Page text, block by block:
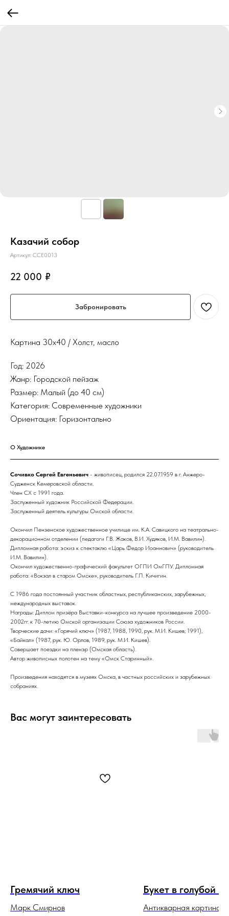
Казачий собор
Артикул: ССЕ0013
22 000 ₽
Забронировать
Картина 30х40 / Холст, масло
Год: 2026
Жанр: Городской пейзаж
Размер: Малый (до 40 см)
Категория: Современные художники
Ориентация: Горизонтально
О Художнике
Сочивко Сергей Евгеньевич - живописец, родился 22.07.1959 в г. Анжеро-
Судженск Кемеровской области.
Член СХ с 1991 года.
Заслуженный художник Российской Федерации.
Заслуженный деятель культуры Омской области.
Окончил Пензенское художественное училище им. К.А. Савицкого на театрально-
декорационном отделении (педагоги Г.В. Жаков, В.И. Худяков, И.М. Вавилин).
Дипломная работа: эскиз к спектаклю «Царь Федор Иоаннович» (руководитель
И.М. Вавилин).
Окончил художественно-графический факультет ОГПИ ОмГПУ. Дипломная
работа: «Вокзал в старом Омске», руководитель Г.П. Кичигин.
С 1986 года постоянный участник областных, республиканских, зарубежных,
международных выставок.
Награды: Диплом призёра Выставки-конкурса на лучшее произведение 2000-
2002гг. к 70-летию Омской организации Союза художников России.
Творческие дачи: «Горячий ключ» (1987, 1988, 1990, рук. М.И. Кишев; 1991),
«Байкал» (1987, рук. Ю. Орлов, 1989, рук. М.И. Кишев).
Совершает поездки на пленэр (Омская область).
Автор живописных полотен на тему «Омск Старинный».
Произведения находятся в музеях Омска, в частных российских и зарубежных
собраниях.
Вас могут заинтересовать
Гремячий ключ
Марк Смирнов
Букет в голубой
Антикварная картина